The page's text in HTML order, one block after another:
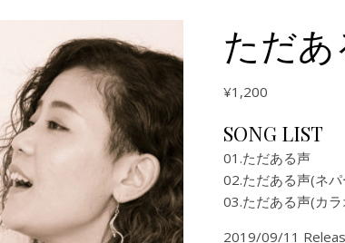
ただあ
¥1,200
SONG LIST
01.ただある声
02.ただある声(ネ
03.ただある声(カ
2019/09/11